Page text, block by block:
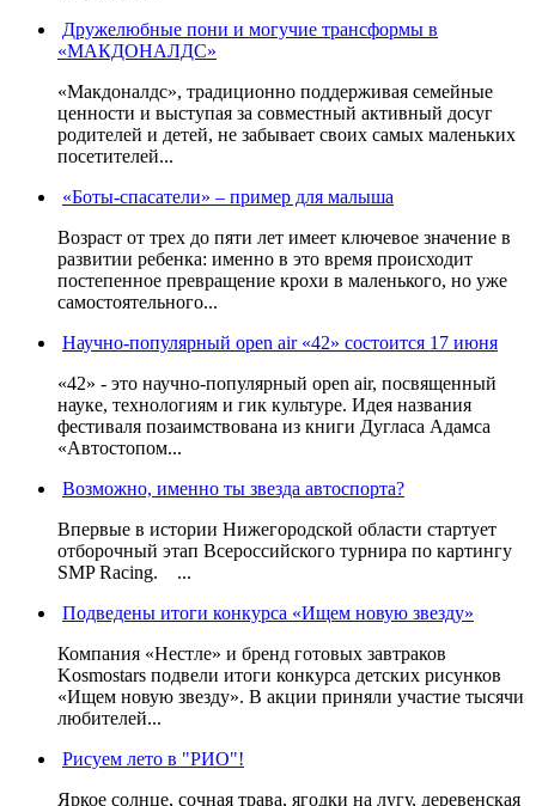
Дружелюбные пони и могучие трансформы в
«МАКДОНАЛДС»
«Макдоналдс», традиционно поддерживая семейные
ценности и выступая за совместный активный досуг
родителей и детей, не забывает своих самых маленьких
посетителей...
«Боты-спасатели» – пример для малыша
Возраст от трех до пяти лет имеет ключевое значение в
развитии ребенка: именно в это время происходит
постепенное превращение крохи в маленького, но уже
самостоятельного...
Научно-популярный open air «42» состоится 17 июня
«42» - это научно-популярный open air, посвященный
науке, технологиям и гик культуре. Идея названия
фестиваля позаимствована из книги Дугласа Адамса
«Автостопом...
Возможно, именно ты звезда автоспорта?
Впервые в истории Нижегородской области стартует
отборочный этап Всероссийского турнира по картингу
SMP Racing. ...
Подведены итоги конкурса «Ищем новую звезду»
Компания «Нестле» и бренд готовых завтраков
Kosmostars подвели итоги конкурса детских рисунков
«Ищем новую звезду». В акции приняли участие тысячи
любителей...
Рисуем лето в "РИО"!
Яркое солнце, сочная трава, ягодки на лугу, деревенская